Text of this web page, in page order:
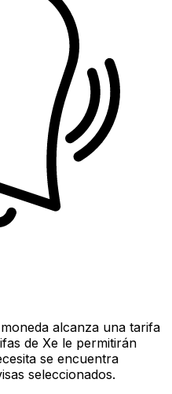
alcanza una tarifa
de Xe le permitirán
se encuentra
seleccionados.